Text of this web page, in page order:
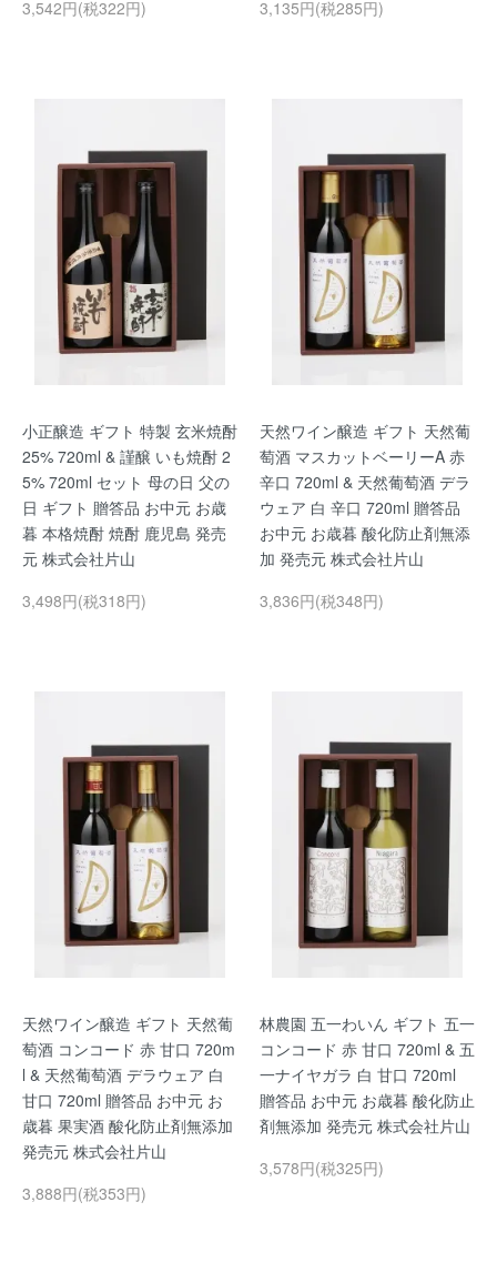
3,542円(税322円) 3,135円(税285円)
小正醸造 ギフト 特製 玄米焼酎
25% 720ml & 謹醸 いも焼酎 2
5% 720ml セット 母の日 父の
日 ギフト 贈答品 お中元 お歳
暮 本格焼酎 焼酎 鹿児島 発売
元 株式会社片山
3,498円(税318円)
天然ワイン醸造 ギフト 天然葡
萄酒 マスカットベーリーA 赤
辛口 720ml & 天然葡萄酒 デラ
ウェア 白 辛口 720ml 贈答品
お中元 お歳暮 酸化防止剤無添
加 発売元 株式会社片山
3,836円(税348円)
天然ワイン醸造 ギフト 天然葡
萄酒 コンコード 赤 甘口 720m
l & 天然葡萄酒 デラウェア 白
甘口 720ml 贈答品 お中元 お
歳暮 果実酒 酸化防止剤無添加
発売元 株式会社片山
3,888円(税353円)
林農園 五一わいん ギフト 五一
コンコード 赤 甘口 720ml & 五
一ナイヤガラ 白 甘口 720ml
贈答品 お中元 お歳暮 酸化防止
剤無添加 発売元 株式会社片山
3,578円(税325円)